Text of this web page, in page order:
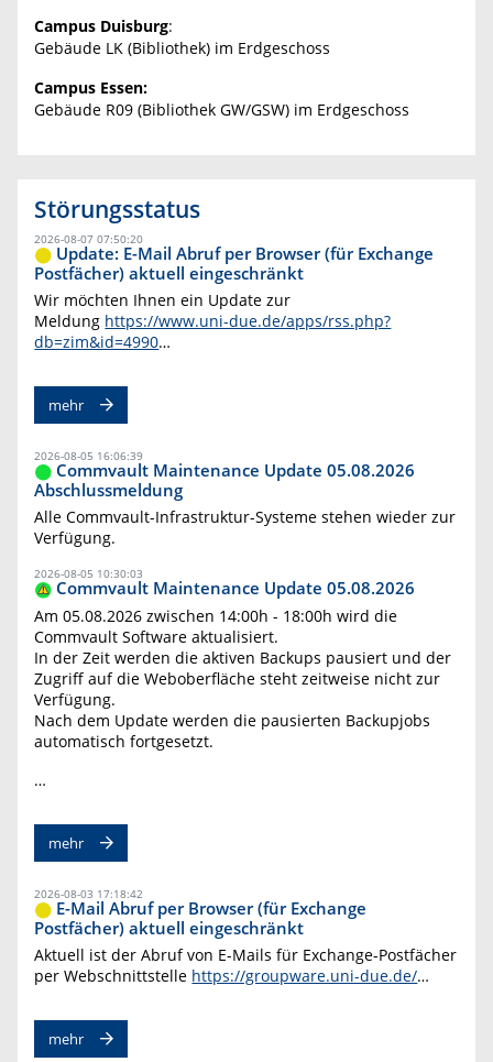
Campus Duisburg:
Gebäude LK (Bibliothek) im Erdgeschoss
Campus Essen:
Gebäude R09 (Bibliothek GW/GSW) im Erdgeschoss
Störungsstatus
2026-08-07 07:50:20
Update: E-Mail Abruf per Browser (für Exchange
Postfächer) aktuell eingeschränkt
Wir möchten Ihnen ein Update zur
Meldung https://www.uni-due.de/apps/rss.php?
db=zim&id=4990…
mehr
2026-08-05 16:06:39
Commvault Maintenance Update 05.08.2026
Abschlussmeldung
Alle Commvault-Infrastruktur-Systeme stehen wieder zur
Verfügung.
2026-08-05 10:30:03
Commvault Maintenance Update 05.08.2026
Am 05.08.2026 zwischen 14:00h - 18:00h wird die
Commvault Software aktualisiert.
In der Zeit werden die aktiven Backups pausiert und der
Zugriff auf die Weboberfläche steht zeitweise nicht zur
Verfügung.
Nach dem Update werden die pausierten Backupjobs
automatisch fortgesetzt.
…
mehr
2026-08-03 17:18:42
E-Mail Abruf per Browser (für Exchange
Postfächer) aktuell eingeschränkt
Aktuell ist der Abruf von E-Mails für Exchange-Postfächer
per Webschnittstelle https://groupware.uni-due.de/…
mehr